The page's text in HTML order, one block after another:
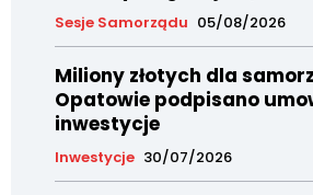
Sesje Samorządu 05/08/2026
Miliony złotych dla
Opatowie podpisano
inwestycje
Inwestycje 30/07/2026